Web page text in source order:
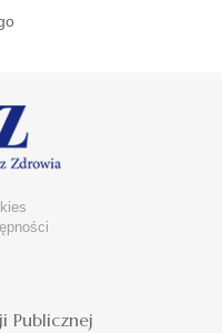
Publicznej